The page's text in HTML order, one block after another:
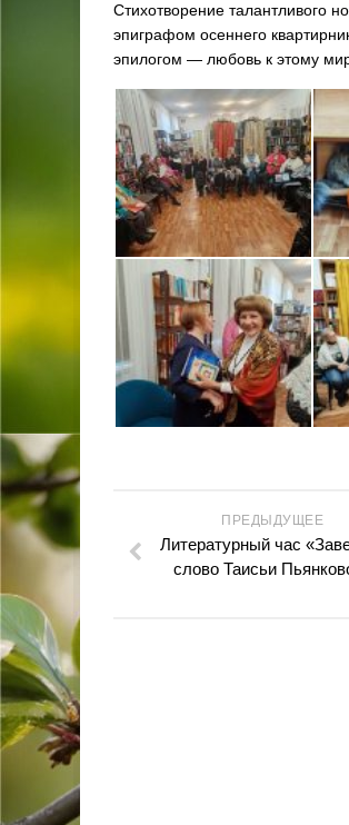
Стихотворение талантливого
эпиграфом осеннего
эпилогом — любовь к этому
ПРЕДЫДУЩЕЕ
Литературный час
слово Таисьи